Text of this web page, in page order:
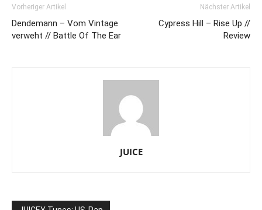
Vorheriger Artikel
Dendemann – Vom Vintage
verweht // Battle Of The Ear
Nächster Artikel
Cypress Hill – Rise Up //
Review
JUICE